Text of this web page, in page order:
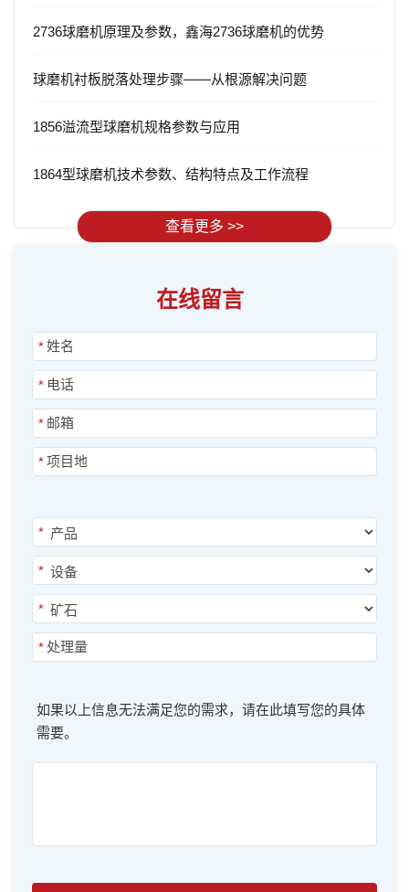
2736球磨机原理及参数，鑫海2736球磨机的优势
球磨机衬板脱落处理步骤——从根源解决问题
1856溢流型球磨机规格参数与应用
1864型球磨机技术参数、结构特点及工作流程
查看更多 >>
在线留言
*
*
*
*
*
*
*
*
如果以上信息无法满足您的需求，请在此填写您的具体
需要。